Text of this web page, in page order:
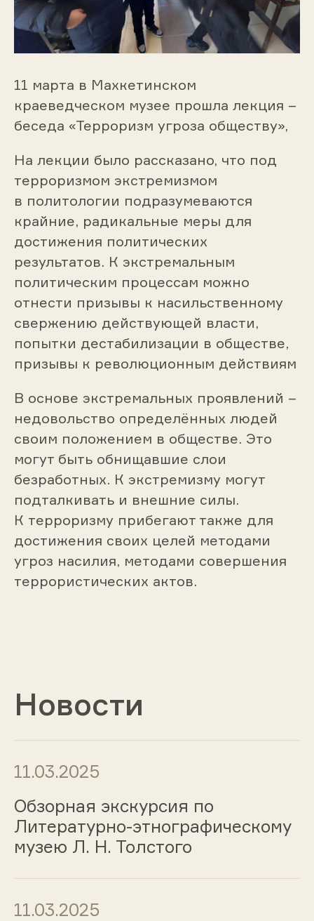
11 марта в Махкетинском
краеведческом музее прошла лекция –
беседа «Терроризм угроза обществу»,
На лекции было рассказано, что под
терроризмом экстремизмом
в политологии подразумеваются
крайние, радикальные меры для
достижения политических
результатов. К экстремальным
политическим процессам можно
отнести призывы к насильственному
свержению действующей власти,
попытки дестабилизации в обществе,
призывы к революционным действиям
В основе экстремальных проявлений –
недовольство определённых людей
своим положением в обществе. Это
могут быть обнищавшие слои
безработных. К экстремизму могут
подталкивать и внешние силы.
К терроризму прибегают также для
достижения своих целей методами
угроз насилия, методами совершения
террористических актов.
Новости
11.03.2025
Обзорная экскурсия по
Литературно-этнографическому
музею Л. Н. Толстого
11.03.2025